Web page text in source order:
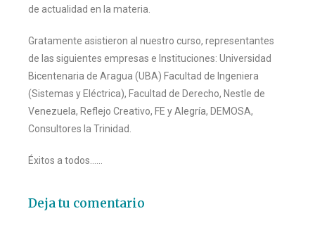
de actualidad en la materia.
Gratamente asistieron al nuestro curso, representantes
de las siguientes empresas e Instituciones: Universidad
Bicentenaria de Aragua (UBA) Facultad de Ingeniera
(Sistemas y Eléctrica), Facultad de Derecho, Nestle de
Venezuela, Reflejo Creativo, FE y Alegría, DEMOSA,
Consultores la Trinidad.
Éxitos a todos……
Deja tu comentario